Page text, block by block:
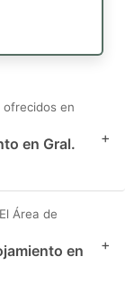
ofrecidos en
en Gral.
+
Área de
en
+